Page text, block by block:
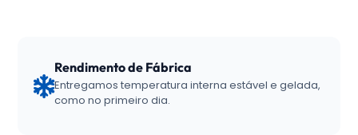
Rendimento de Fábrica
Entregamos temperatura interna estável e gelada,
como no primeiro dia.